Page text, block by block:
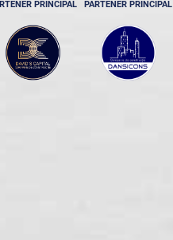
PRINCIPAL PARTENER PRINCIPAL